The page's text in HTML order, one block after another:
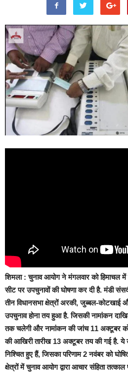
शिमला : चुनाव आयोग ने मंगलवार को हिमाचल
सीट पर उपचुनावों की घोषणा कर दी है. मंडी
तीन विधानसभा क्षेत्रों अरकी, जुब्बल-
उपचुनाव होना तय हुआ है. जिसकी नामांकन
तक चलेगी और नामांकन की जांच 11 अक्टूबर
की आखिरी तारीख 13 अक्टूबर तय की गई है. ये
निश्चित हुए हैं, जिसका परिणाम 2 नवंबर को
क्षेत्रों में चुनाव आयोग द्वारा आचार संहिता